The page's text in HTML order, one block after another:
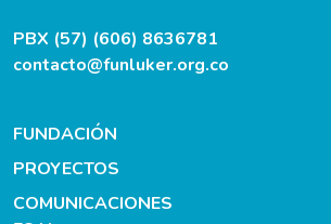
PBX (57) (606) 8636781
contacto@funluker.org.co
FUNDACIÓN
PROYECTOS
COMUNICACIONES